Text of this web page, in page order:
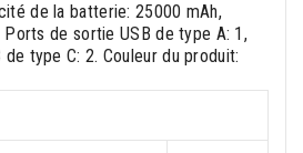
de la batterie: 25000 mAh,
Ports de sortie USB de type A: 1,
type C: 2. Couleur du produit: